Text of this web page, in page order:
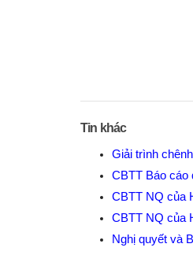
Tin khác
Giải trình
CBTT Báo cáo
CBTT NQ của
CBTT NQ của
Nghị quyết và